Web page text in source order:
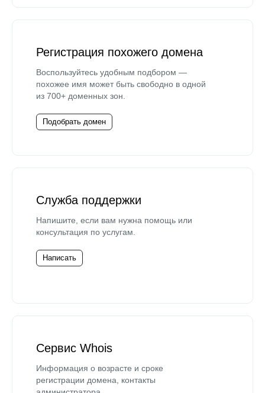
Регистрация похожего домена
Воспользуйтесь удобным подбором —
похожее имя может быть свободно в одной
из 700+ доменных зон.
Подобрать домен
Служба поддержки
Напишите, если вам нужна помощь или
консультация по услугам.
Написать
Сервис Whois
Информация о возрасте и сроке
регистрации домена, контакты